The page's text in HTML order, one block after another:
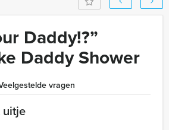
Daddy!?”
Daddy Shower
vragen
uitje